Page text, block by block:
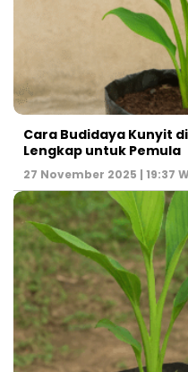
Cara Budidaya Kunyit
Lengkap untuk Pemula
27 November 2025 | 19:37